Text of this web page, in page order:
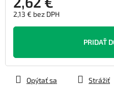
2,13 € bez DPH
Jednotková
PRIDAŤ
Opýtať sa Strážiť